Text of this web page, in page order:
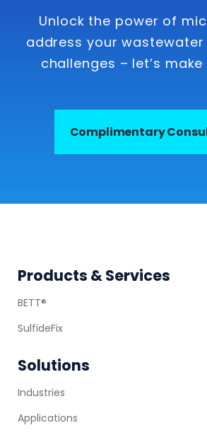
Unlock the power of
address your
challenges – let’s
Complimentary
Footer
Products & Services
BETT®
SulfideFix
Solutions
Industries
Applications